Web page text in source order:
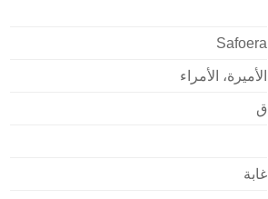
Safoera
الأميرة، الأمراء
ق
غابة